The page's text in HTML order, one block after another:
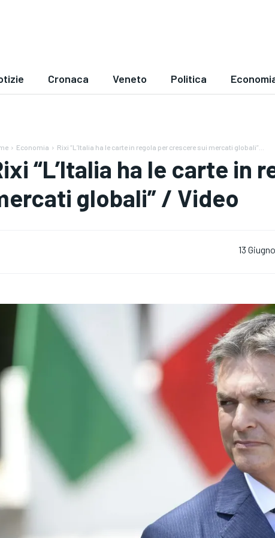
Cronaca Veneto Politica
Economia Rixi “L’Italia ha le carte in regola per crescere sui mercati globali”...
“L’Italia ha le carte in
globali” / Video
13